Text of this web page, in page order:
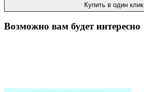
Купить в один клик
Возможно вам будет интересно